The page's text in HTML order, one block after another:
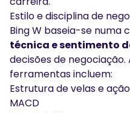
Estilo e disciplina de
Bing W baseia-se numa
técnica e sentimento
decisões de negociação.
ferramentas incluem:
Estrutura de velas e
MACD